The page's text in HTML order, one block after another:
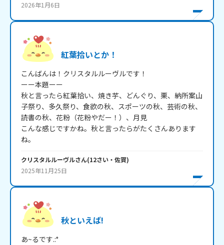
2026年1月6日
紅葉拾いとか！
こんばんは！クリスタルルーヴルです！
ーー本題ーー
秋と言ったら紅葉拾い、焼き芋、どんぐり、栗、納所案山
子祭り、多久祭り、食欲の秋、スポーツの秋、芸術の秋、
読書の秋、花粉（花粉やだー！）、月見
こんな感じですかね。秋と言ったらがたくさんあります
ね。
クリスタルルーヴルさん(12さい・ 佐賀)
2025年11月25日
秋といえば!
あ~るです.:*